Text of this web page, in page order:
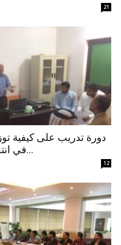
21
دورة تدريب على كيفية
في انتخابات 2018 بالتنسيق...
12